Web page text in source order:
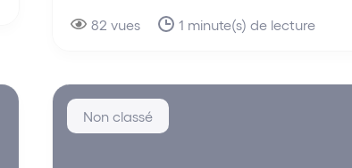
82 vues 1 minute(s) de lecture
Non classé